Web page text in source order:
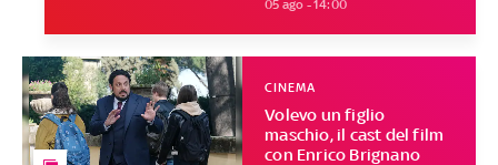
05 ago - 14:00
Volevo un figlio
maschio, il cast del film
con Enrico Brignano
CINEMA